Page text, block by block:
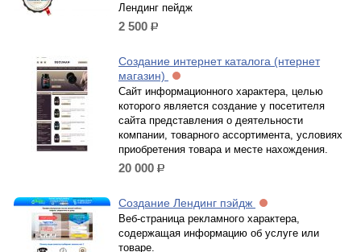
Лендинг пейдж
2 500 р.
Создание интернет каталога (нтернет
магазин)
Сайт информационного характера, целью
которого является создание у посетителя
сайта представления о деятельности
компании, товарного ассортимента, условиях
приобретения товара и месте нахождения.
20 000 р.
Создание Лендинг пэйдж
Веб-страница рекламного характера,
содержащая информацию об услуге или
товаре.